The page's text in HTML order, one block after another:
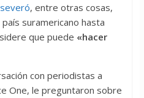
, entre otras cosas,
suramericano hasta
que puede «hacer
con periodistas a
One, le preguntaron sobre